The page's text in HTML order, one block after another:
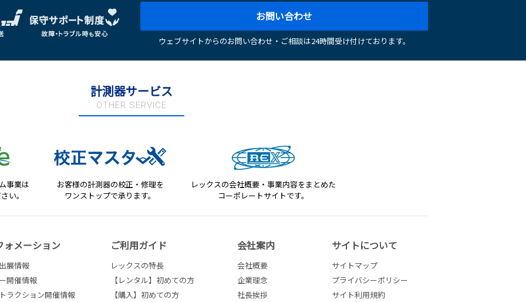
お問い合わせ
ウェブサイトからのお問い合わせ・ご相談は24時間受け付けております。
計測器サービス
OTHER SERVICE
事業は
い。
お客様の計測器の校正・修理を
ワンストップで承ります。
レックスの会社概要・事業内容をまとめた
コーポレートサイトです。
ォメーション
展情報
開催情報
ラクション開催情報
ご利用ガイド
レックスの特長
【レンタル】初めての方
【購入】初めての方
会社案内
会社概要
企業理念
社長挨拶
サイトについて
サイトマップ
プライバシーポリシー
サイト利用規約